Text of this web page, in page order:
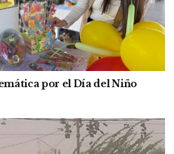
por el Día del Niño